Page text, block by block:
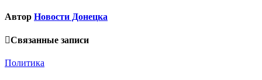
Автор Новости Донецка
Связанные записи
Политика